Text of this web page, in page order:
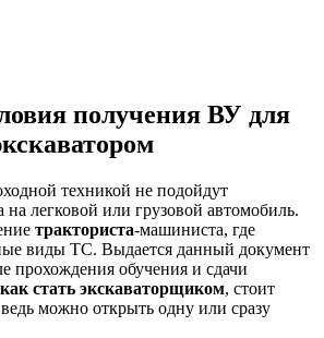
получения ВУ для
техникой не подойдут
на легковой или грузовой автомобиль.
тракториста-машиниста, где
виды ТС. Выдается данный документ
прохождения обучения и сдачи
как стать экскаваторщиком, стоит
ведь можно открыть одну или сразу